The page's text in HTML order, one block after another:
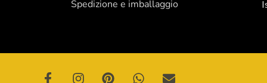
Spedizione e imballaggio